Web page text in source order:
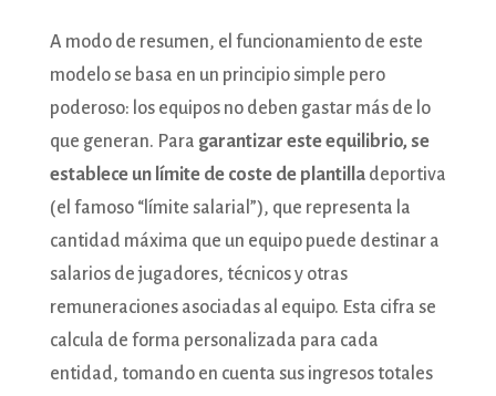
A modo de resumen, el funcionamiento de este
modelo se basa en un principio simple pero
poderoso: los equipos no deben gastar más de lo
que generan. Para garantizar este equilibrio, se
establece un límite de coste de plantilladeportiva
(el famoso “límite salarial”), que representa la
cantidad máxima que un equipo puede destinar a
salarios de jugadores, técnicos y otras
remuneraciones asociadas al equipo. Esta cifra se
calcula de forma personalizada para cada
entidad, tomando en cuenta sus ingresos totales